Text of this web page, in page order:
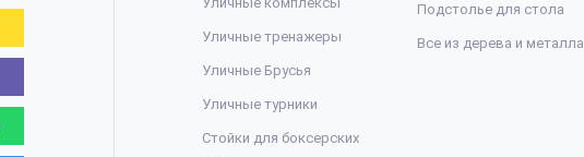
Уличные тренажеры
Уличные Брусья
Уличные турники
Стойки для боксерских
Подстолье для стола
Все из дерева и металла